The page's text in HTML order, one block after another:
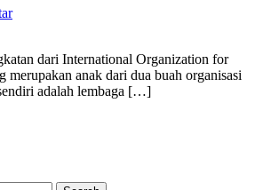
dari International Organization for
merupakan anak dari dua buah organisasi
adalah lembaga […]